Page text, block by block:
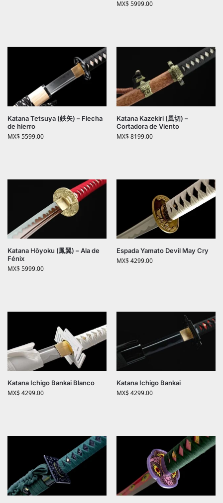
MX$5999.00
Katana Tetsuya (鉄矢) – Flecha
de hierro
MX$5599.00
Katana Kazekiri (風切) –
Cortadora de Viento
MX$8199.00
Katana Hōyoku (鳳翼) – Ala de
Fénix
MX$5999.00
Espada Yamato Devil May Cry
MX$4299.00
Katana Ichigo Bankai Blanco
MX$4299.00
Katana Ichigo Bankai
MX$4299.00